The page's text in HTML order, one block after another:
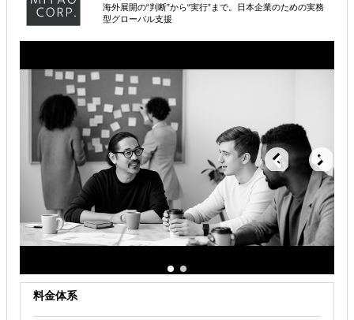
属するジャンル
海外進出コンサルティング
解決できる課題
自社事業に最適な進出形態を知りたい
自社商材に最適な販売方法を知りたい
自社商材の現地でのニーズを知りたい
海外展開の“判断”から“実行”まで。日本企業のための実務
型グローバル支援
料金体系